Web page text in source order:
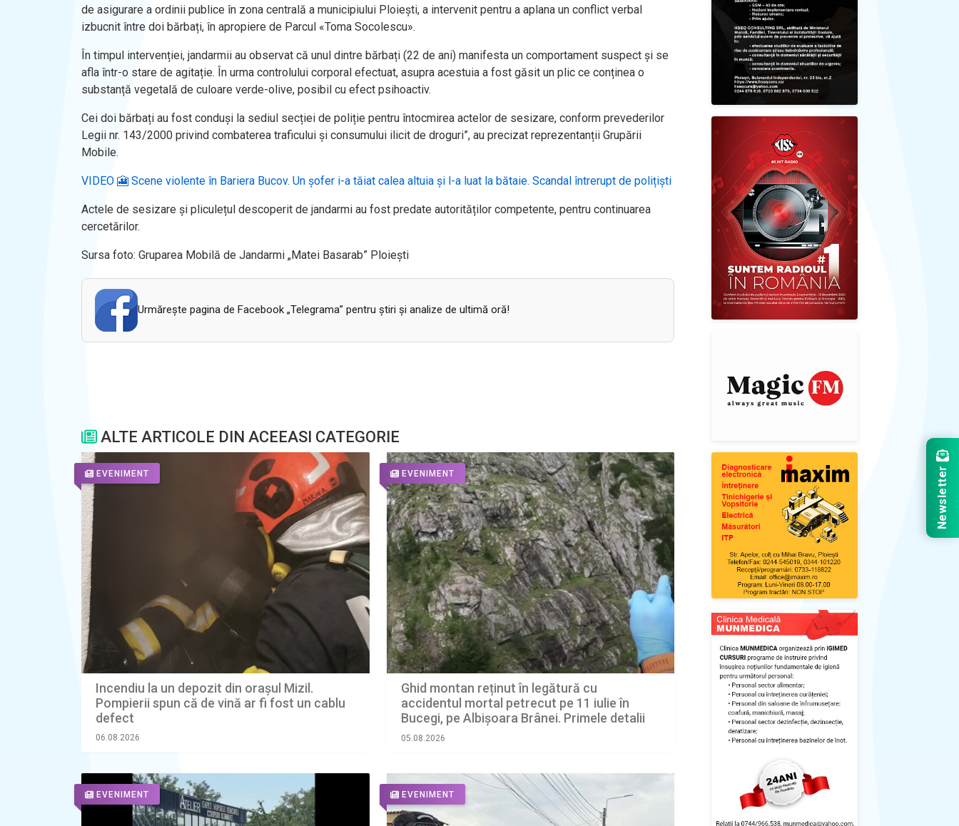
de asigurare a ordinii publice în zona centrală a municipiului Ploiești, a intervenit pentru a aplana un conflict verbal
izbucnit între doi bărbați, în apropiere de Parcul «Toma Socolescu».
În timpul intervenției, jandarmii au observat că unul dintre bărbați (22 de ani) manifesta un comportament suspect și se
afla într-o stare de agitație. În urma controlului corporal efectuat, asupra acestuia a fost găsit un plic ce conținea o
substanță vegetală de culoare verde-olive, posibil cu efect psihoactiv.
Cei doi bărbați au fost conduși la sediul secției de poliție pentru întocmirea actelor de sesizare, conform prevederilor
Legii nr. 143/2000 privind combaterea traficului și consumului ilicit de droguri”, au precizat reprezentanții Grupării
Mobile.
VIDEO 🎦 Scene violente în Bariera Bucov. Un șofer i-a tăiat calea altuia și l-a luat la bătaie. Scandal întrerupt de polițiști
Actele de sesizare și pliculețul descoperit de jandarmi au fost predate autorităților competente, pentru continuarea
cercetărilor.
Sursa foto: Gruparea Mobilă de Jandarmi „Matei Basarab” Ploiești
Urmăreşte pagina de Facebook „Telegrama” pentru ştiri şi analize de ultimă oră!
ALTE ARTICOLE DIN ACEEASI CATEGORIE
EVENIMENT
Incendiu la un depozit din orașul Mizil.
Pompierii spun că de vină ar fi fost un cablu
defect
06.08.2026
EVENIMENT
Ghid montan reținut în legătură cu
accidentul mortal petrecut pe 11 iulie în
Bucegi, pe Albișoara Brânei. Primele detalii
din anchetă făcute publice de procurori
05.08.2026
EVENIMENT EVENIMENT
Newsletter